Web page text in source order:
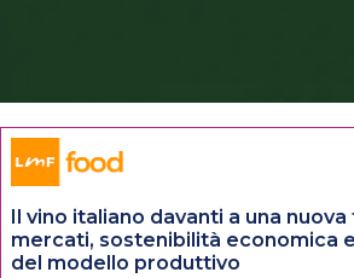
Il vino italiano davanti a una
mercati, sostenibilità economica
del modello produttivo